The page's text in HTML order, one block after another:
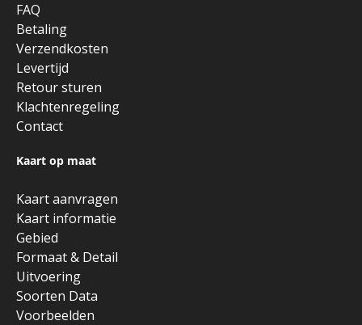
FAQ
Betaling
Verzendkosten
Levertijd
Retour sturen
Klachtenregeling
Contact
Kaart op maat
Kaart aanvragen
Kaart informatie
Gebied
Formaat & Detail
Uitvoering
Soorten Data
Voorbeelden